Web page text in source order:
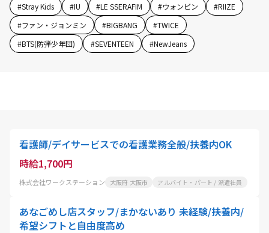
#Stray Kids #IU #LE SSERAFIM #ウォンビン #RIIZE
#ファン・ジョンミン #BIGBANG #TWICE
#BTS(防弾少年団) #SEVENTEEN #NewJeans
看護師/デイサービスでの看護業務全般/扶養内OK
時給1,700円
株式会社ワークステーション 大阪府 大阪市 アルバイト・パート / 派遣社員
あなごめし店スタッフ/まかないあり 未経験/扶養内/
希望シフトと自由度高め